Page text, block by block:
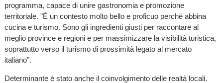
programma, capace di unire gastronomia e promozione
territoriale. "È un contesto molto bello e proficuo perché abbina
cucina e turismo. Sono gli ingredienti giusti per raccontare al
meglio province e regioni e per massimizzare la visibilità turistica,
soprattutto verso il turismo di prossimità legato al mercato
italiano".
Determinante è stato anche il coinvolgimento delle realtà locali.